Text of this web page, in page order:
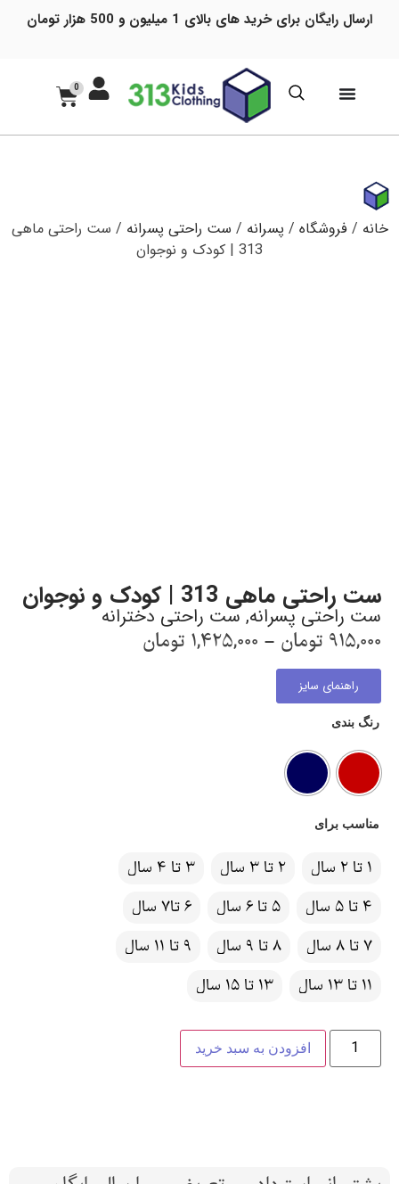
ارسال رایگان برای خرید های بالای 1 میلیون و 500 هزار تومان
0
خانه /فروشگاه / پسرانه / ست راحتی پسرانه / ست راحتی ماهی
313 | کودک و نوجوان
ست راحتی ماهی 313 | کودک و نوجوان
ست راحتی پسرانه, ست راحتی دخترانه
915,000 تومان –
1,425,000 تومان
راهنمای سایز
رنگ بندی
مناسب برای
1 تا 2 سال 2 تا 3 سال
3 تا 4 سال
4 تا 5 سال
5 تا 6 سال
6 تا7 سال
7 تا 8 سال
8 تا 9 سال
9 تا 11 سال
11 تا 13 سال
13 تا 15 سال
افزودن به سبد خرید